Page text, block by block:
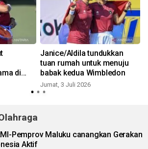
di
Janice/Aldila tundukkan
tuan rumah untuk menuju
babak kedua Wimbledon
Jumat, 3 Juli 2026
Pemprov Maluku canangkan Gerakan
Aktif